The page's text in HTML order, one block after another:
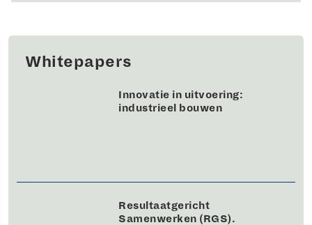
Whitepapers
Innovatie in uitvoering:
industrieel bouwen
Resultaatgericht
Samenwerken (RGS).